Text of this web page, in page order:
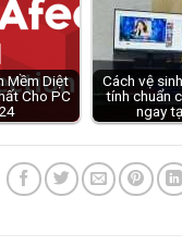
Mềm Diệt
Cho PC
Cách vệ
tính chuẩn
ngay